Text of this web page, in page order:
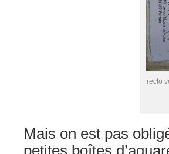
recto
Mais on est pas
petites boîtes